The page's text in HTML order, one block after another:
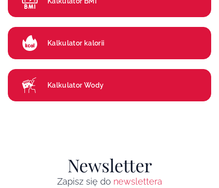
Kalkulator kalorii
Kalkulator Wody
Newsletter
Zapisz się do newslettera